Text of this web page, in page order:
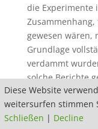
die Experimente
gewesen wären,
Grundlage
verdammt
solche Berichte
„werden sie
über den Stand
Weltsicht
Diese Website
weitersurfen stimmen
Schließen | Decline